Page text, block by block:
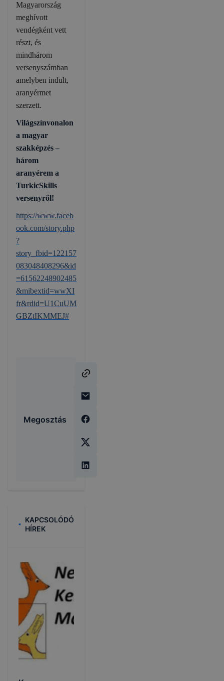
Magyarország
meghívott
vendégként vett
részt, és
mindhárom
versenyszámban
amelyben indult,
aranyérmet
szerzett.
Világszínvonalon
a magyar
szakképzés –
három
aranyérem a
TurkicSkills
versenyről!
https://www.faceb
ook.com/story.php
?
story_fbid=122157
083048408296&id
=61562248902485
&mibextid=wwXI
fr&rdid=U1CuUM
GBZtIKMMEJ#
Megosztás
KAPCSOLÓDÓ
HÍREK